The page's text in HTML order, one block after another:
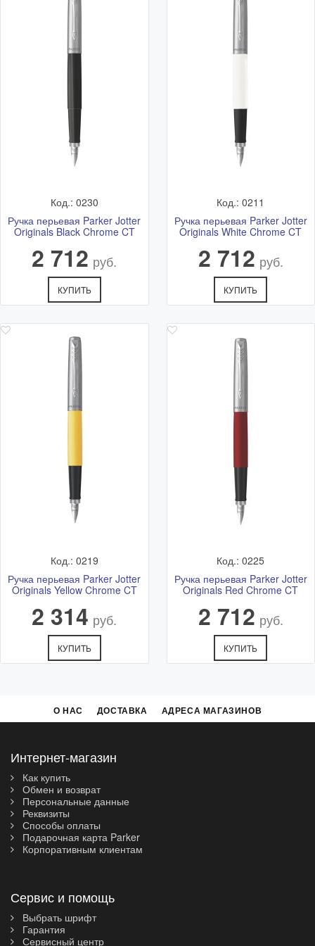
службой
* более точное время и стоимость согласовывается с
менеджером после оформления заказа
Адрес: Ветошный переулок 9, ТЦ "Никольский Пассаж",
Подробная схема расположения и актуальный график
работы смотрите в разделе
Адреса магазинов
Код.: 0230
Ручка перьевая Parker Jotter
Originals Black Chrome CT
2 712 руб.
КУПИТЬ
Код.: 0211
Ручка перьевая Parker Jotter
Originals White Chrome CT
2 712 руб.
КУПИТЬ
Код.: 0219
Ручка перьевая Parker Jotter
Originals Yellow Chrome CT
2 314 руб.
КУПИТЬ
Код.: 0225
Ручка перьевая Parker Jotter
Originals Red Chrome CT
2 712 руб.
КУПИТЬ
О НАС ДОСТАВКА АДРЕСА МАГАЗИНОВ
Интернет-магазин
Как купить
Обмен и возврат
Персональные данные
Реквизиты
Способы оплаты
Подарочная карта Parker
Корпоративным клиентам
Сервис и помощь
Выбрать шрифт
Гарантия
Сервисный центр